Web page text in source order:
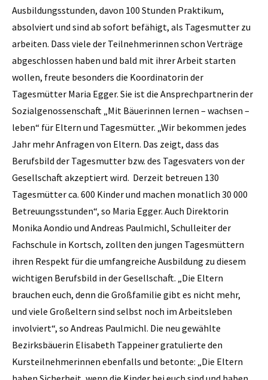
Ausbildungsstunden, davon 100 Stunden Praktikum,
absolviert und sind ab sofort befähigt, als Tagesmutter zu
arbeiten. Dass viele der Teilnehmerinnen schon Verträge
abgeschlossen haben und bald mit ihrer Arbeit starten
wollen, freute besonders die Koordinatorin der
Tagesmütter Maria Egger. Sie ist die Ansprechpartnerin der
Sozialgenossenschaft „Mit Bäuerinnen lernen – wachsen –
leben“ für Eltern und Tagesmütter. „Wir bekommen jedes
Jahr mehr Anfragen von Eltern. Das zeigt, dass das
Berufsbild der Tagesmutter bzw. des Tagesvaters von der
Gesellschaft akzeptiert wird. Derzeit betreuen 130
Tagesmütter ca. 600 Kinder und machen monatlich 30 000
Betreuungsstunden“, so Maria Egger. Auch Direktorin
Monika Aondio und Andreas Paulmichl, Schulleiter der
Fachschule in Kortsch, zollten den jungen Tagesmüttern
ihren Respekt für die umfangreiche Ausbildung zu diesem
wichtigen Berufsbild in der Gesellschaft. „Die Eltern
brauchen euch, denn die Großfamilie gibt es nicht mehr,
und viele Großeltern sind selbst noch im Arbeitsleben
involviert“, so Andreas Paulmichl. Die neu gewählte
Bezirksbäuerin Elisabeth Tappeiner gratulierte den
Kursteilnehmerinnen ebenfalls und betonte: „Die Eltern